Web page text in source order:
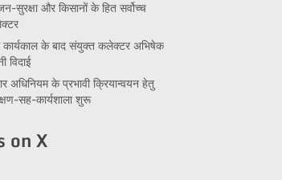
सुरक्षा और किसानों के हित सर्वोच्च
के बाद संयुक्त कलेक्टर अभिषेक
विदाई
अधिनियम के प्रभावी क्रियान्वयन हेतु
सह-कार्यशाला शुरू
on X